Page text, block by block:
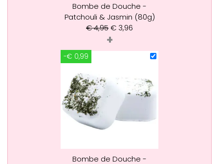
Bombe de Douche -
Patchouli & Jasmin (80g)
€4,95€ 3,96
+
-€ 0,99
Bombe de Douche -